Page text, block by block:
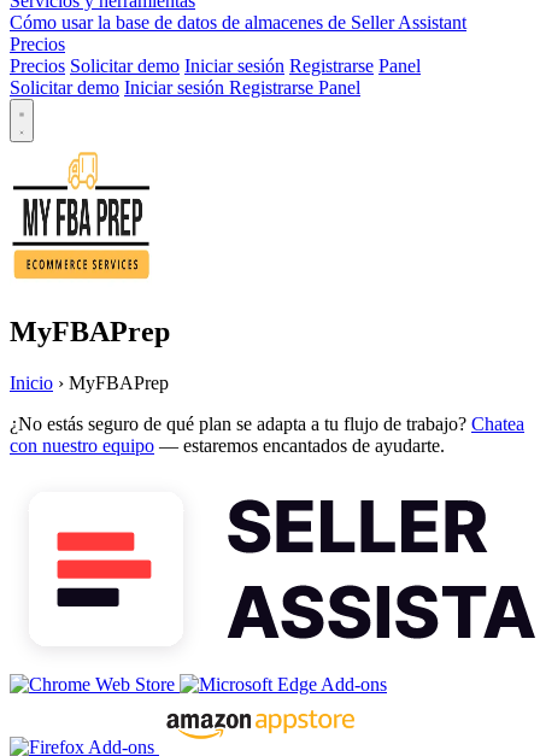
Cómo usar la base de datos de almacenes de Seller Assistant
Precios
Precios Solicitar demo Iniciar sesión Registrarse Panel
Solicitar demo Iniciar sesión Registrarse Panel
MyFBAPrep
Inicio › MyFBAPrep
¿No estás seguro de qué plan se adapta a tu flujo de trabajo? Chatea
con nuestro equipo — estaremos encantados de ayudarte.